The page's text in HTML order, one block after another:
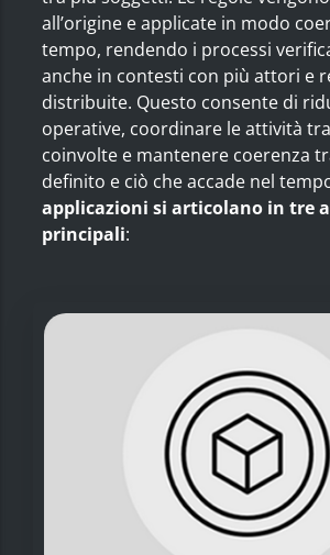
all’origine e applicate in modo
tempo, rendendo i processi
anche in contesti con più attori e
distribuite. Questo consente di
operative, coordinare le attività
coinvolte e mantenere coerenza
definito e ciò che accade nel
applicazioni si articolano in tre
principali: